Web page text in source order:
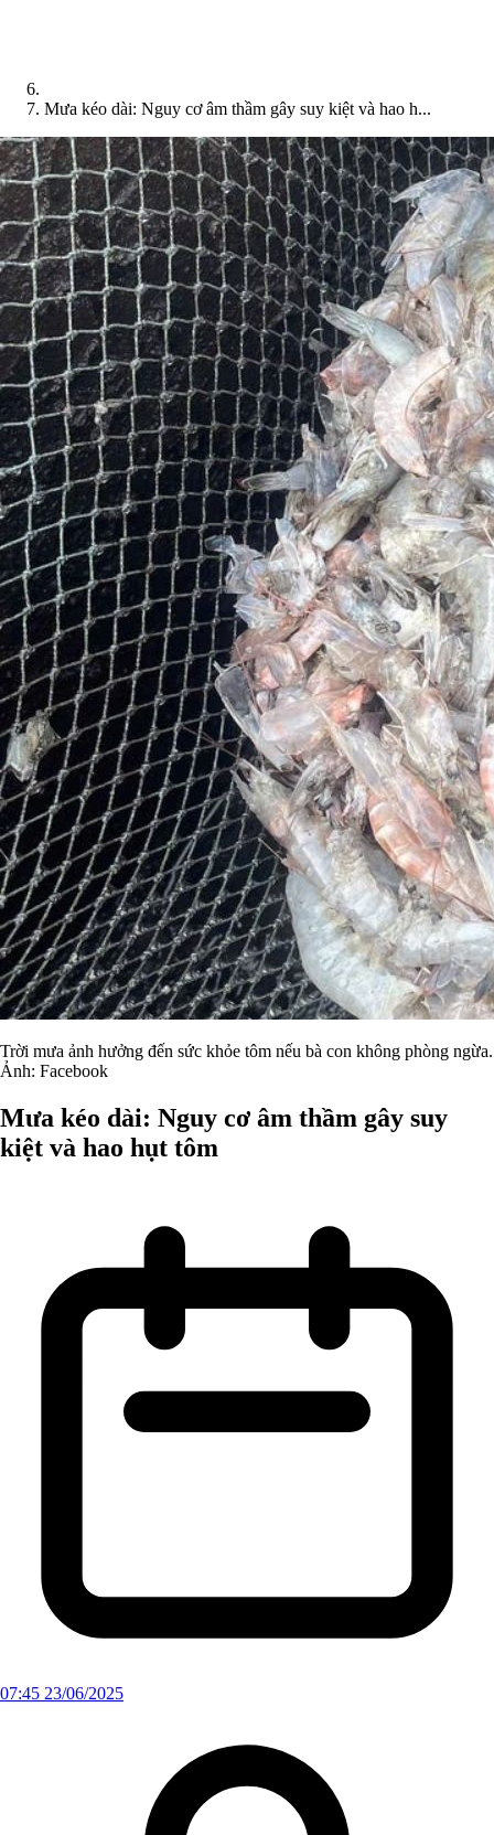
Mưa kéo dài: Nguy cơ âm thầm gây suy kiệt và hao h...
Trời mưa ảnh hưởng đến sức khỏe tôm nếu bà con không phòng ngừa.
Ảnh: Facebook
Mưa kéo dài: Nguy cơ âm thầm gây suy
kiệt và hao hụt tôm
07:45 23/06/2025